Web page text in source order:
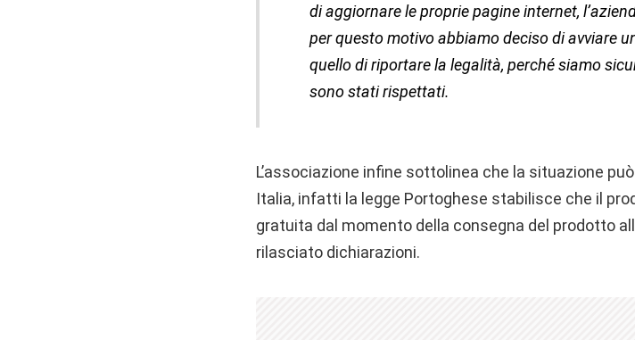
di aggiornare le proprie pagine internet,
per questo motivo abbiamo deciso di avviare
quello di riportare la legalità, perché siamo
sono stati rispettati.
L’associazione infine sottolinea che la situazione
Italia, infatti la legge Portoghese stabilisce che il
gratuita dal momento della consegna del prodotto
rilasciato dichiarazioni.